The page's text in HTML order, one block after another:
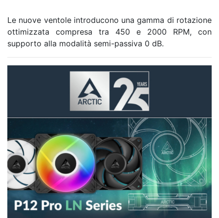
Le nuove ventole introducono una gamma di rotazione
ottimizzata compresa tra 450 e 2000 RPM, con
supporto alla modalità semi-passiva 0 dB.